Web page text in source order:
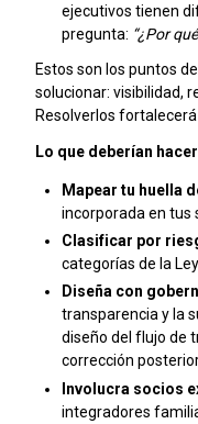
ejecutivos tienen
pregunta: “¿Por
Estos son los puntos
solucionar: visibilidad,
Resolverlos
Lo que deberían
Mapear tu huella
incorporada en tus
Clasificar por
categorías de la
Diseña con
transparencia y la
diseño del flujo de
corrección
Involucra socios
integradores